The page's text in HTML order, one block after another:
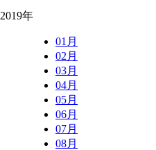
2019年
01月
02月
03月
04月
05月
06月
07月
08月